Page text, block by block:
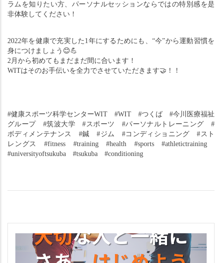
ラムを知りたい方、パーソナルセッションならではの特別感を是
非体験してください！
2022年を健康で充実した1年にするためにも、“今”から運動習慣を
身につけましょう 😊💪
2月から初めてもまだまだ間に合います！
WITはそのお手伝いを全力でさせていただきます🤝 ！！
#健康スポーツ科学センターWIT　#WIT　#つくば　#今川医療福祉
グループ　#筑波大学　#スポーツ　#パーソナルトレーニング　#
ボディメンテナンス　#鍼　#ジム　#コンディショニング　#スト
レングス　#fitness　#training　#health　#sports　#athletictraining
#universityoftsukuba　#tsukuba　#conditioning